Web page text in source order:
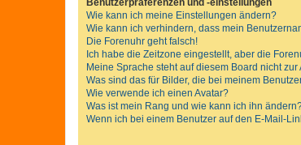
Benutzerpräferenzen und -einstellungen
Wie kann ich meine Einstellungen ändern?
Wie kann ich verhindern, dass mein
Die Forenuhr geht falsch!
Ich habe die Zeitzone eingestellt, aber die
Meine Sprache steht auf diesem Board nicht zur
Was sind das für Bilder, die bei meinem
Wie verwende ich einen Avatar?
Was ist mein Rang und wie kann ich ihn
Wenn ich bei einem Benutzer auf den E-Mail-